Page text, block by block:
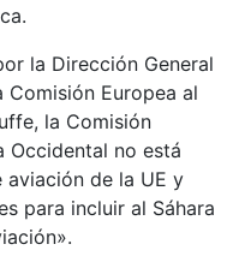
la Dirección General
Europea al
la Comisión
Occidental no está
de la UE y
para incluir al Sáhara